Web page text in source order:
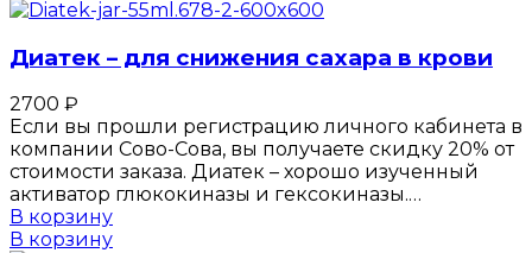
Диатек – для снижения сахара в крови
2700 ₽
Если вы прошли регистрацию личного кабинета в
компании Сово-Сова, вы получаете скидку 20% от
стоимости заказа. Диатек – хорошо изученный
активатор глюкокиназы и гексокиназы.…
В корзину
В корзину